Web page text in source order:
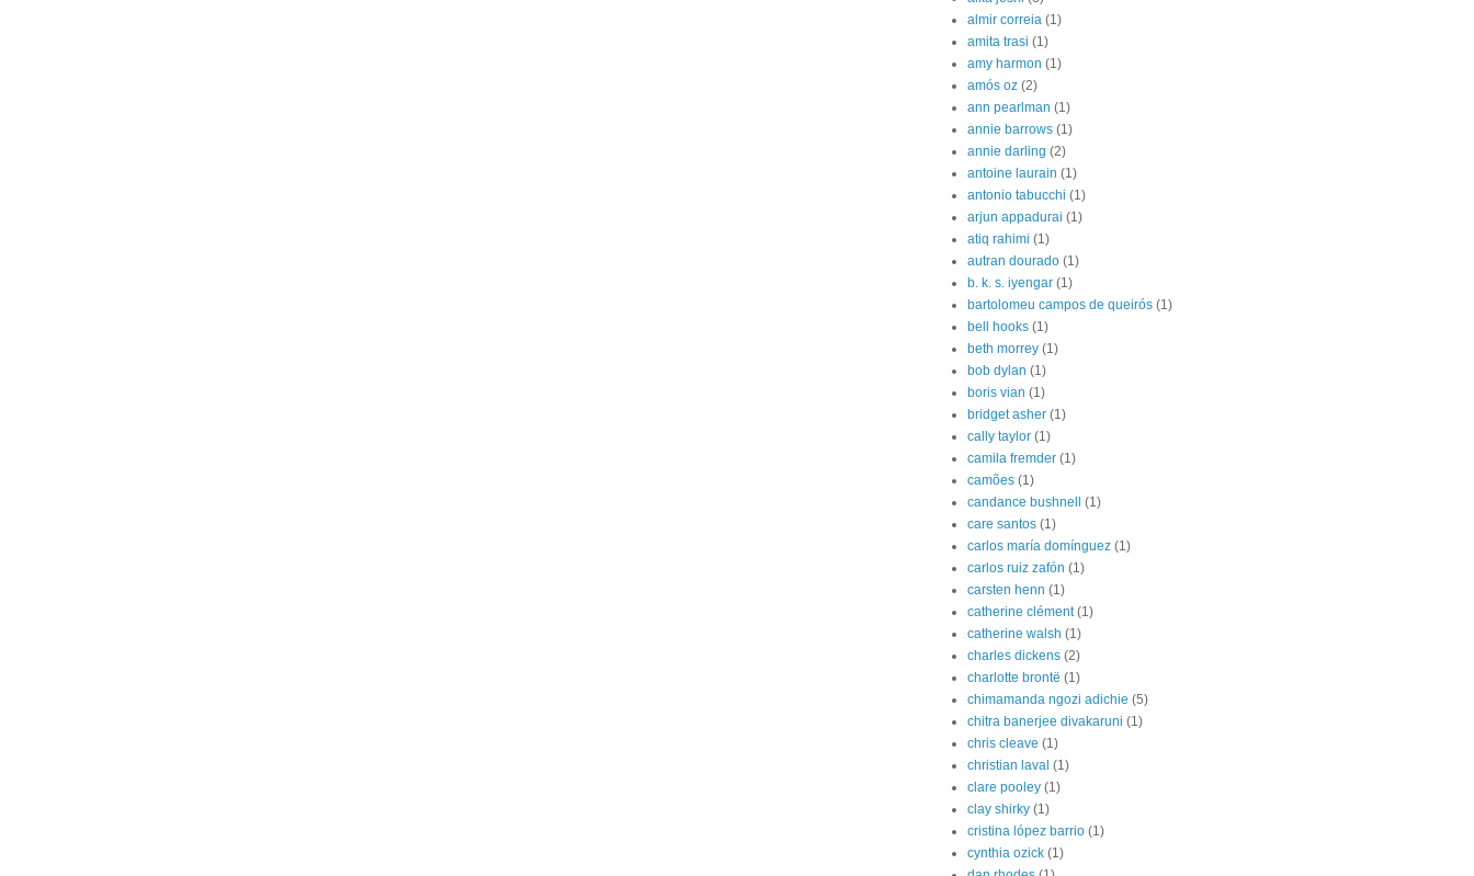
almir correia (1)
amita trasi (1)
amy harmon (1)
amós oz (2)
ann pearlman (1)
annie barrows (1)
annie darling (2)
antoine laurain (1)
antonio tabucchi (1)
arjun appadurai (1)
atiq rahimi (1)
autran dourado (1)
b. k. s. iyengar (1)
bartolomeu campos de queirós (1)
bell hooks (1)
beth morrey (1)
bob dylan (1)
boris vian (1)
bridget asher (1)
cally taylor (1)
camila fremder (1)
camões (1)
candance bushnell
(1)
care santos (1)
carlos maría domínguez (1)
carlos ruiz zafón (1)
carsten henn (1)
catherine clément (1)
catherine walsh (1)
charles dickens (2)
charlotte brontë (1)
chimamanda ngozi adichie (5)
chitra banerjee divakaruni (1)
chris cleave (1)
christian laval (1)
clare pooley (1)
clay shirky (1)
cristina lópez barrio (1)
cynthia ozick (1)